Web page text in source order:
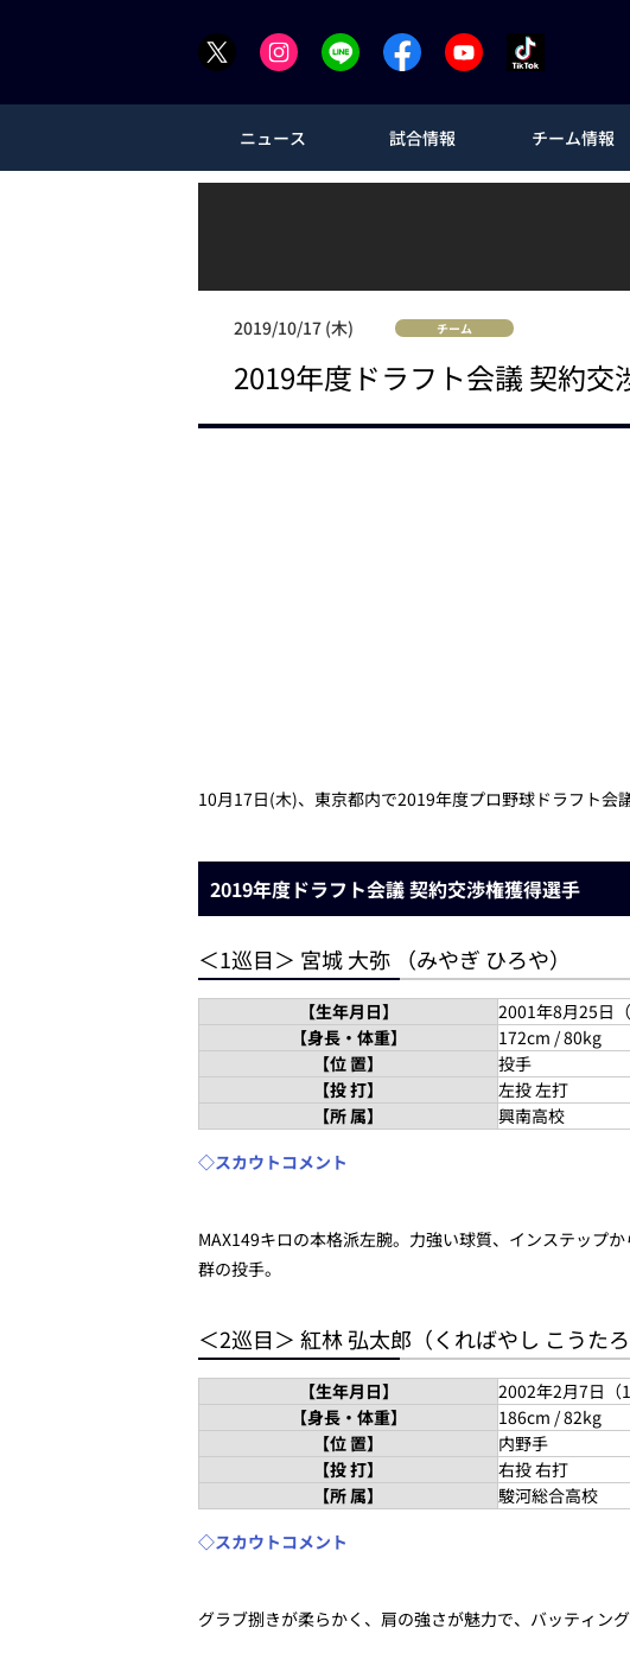
ニュース 試合情報 チーム情報
2019/10/17 (木) チーム
2019年度ドラフト会議 契約交
10月17日(木)、東京都内で2019年度プロ野球ドラフト会
2019年度ドラフト会議 契約交渉権獲得選手
＜1巡目＞ 宮城 大弥 （みやぎ ひろや）
【生年月日】
2001年8月25日（
【身長・体重】
172cm / 80kg
【位 置】
投手
【投 打】
左投 左打
【所 属】
興南高校
◇スカウトコメント
MAX149キロの本格派左腕。力強い球質、インステップ
群の投手。
＜2巡目＞ 紅林 弘太郎（くればやし こうたろ
【生年月日】
2002年2月7日（
【身長・体重】
186cm / 82kg
【位 置】
内野手
【投 打】
右投 右打
【所 属】
駿河総合高校
◇スカウトコメント
グラブ捌きが柔らかく、肩の強さが魅力で、バッティン